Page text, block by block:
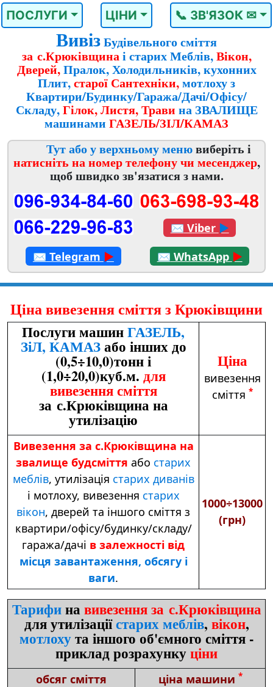
ПОСЛУГИ ЦІНИ 📞 ЗВ'ЯЗОК ✉
ВивізБудівельного сміття
за с.Крюківщинаі старих Меблів,Вікон,
Дверей,Пралок, Холодильників, кухонних
Плит,старої Сантехніки,мотлоху з
Квартири/Будинку/Гаража/Дачі/Офісу/
Складу,Гілок, Листя, Трави на ЗВАЛИЩЕ
машинами ГАЗЕЛЬ/ЗІЛ/КАМАЗ
Тут або у верхньому менювиберіть і
натисніть на номер телефону чи месенджер,
щоб швидко зв'язатися з нами.
✉ Viber ►
✉ Telegram ► ✉ WhatsApp ►
Ціна вивезення сміття з Крюківщини
Послуги машинГАЗЕЛЬ,
ЗіЛ, КАМАЗабо інших до
(0,5÷10,0)тонн і
(1,0÷20,0)куб.м. для
вивезення сміття
за с.Крюківщина на
утилізацію
Ціна
вивезення
сміття *
Вивезення за с.Крюківщина на
звалище будсміття або старих
меблів, утилізація старих диванів
і мотлоху, вивезення старих
вікон, дверей та іншого сміття з
квартири/офісу/будинку/складу/
гаража/дачі в залежності від
місця завантаження, обсягу і
ваги.
1000÷13000
(грн)
Тарифинавивезення за с.Крюківщина
для утилізаціїстарих меблів, вікон,
мотлохута іншого об'ємного сміття -
приклад розрахункуціни
обсяг сміття ціна машини *